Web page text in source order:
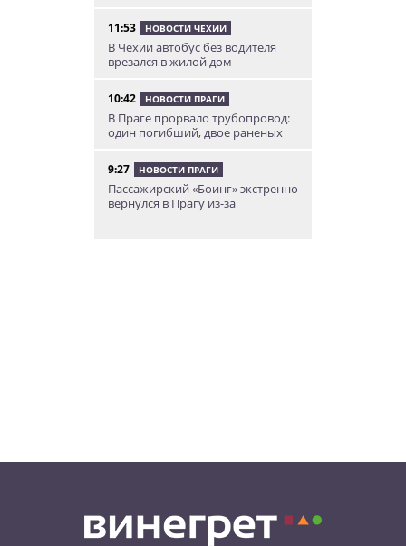
11:53 НОВОСТИ ЧЕХИИ
В Чехии автобус без водителя
врезался в жилой дом
10:42 НОВОСТИ ПРАГИ
В Праге прорвало трубопровод:
один погибший, двое раненых
9:27 НОВОСТИ ПРАГИ
Пассажирский «Боинг» экстренно
вернулся в Прагу из-за